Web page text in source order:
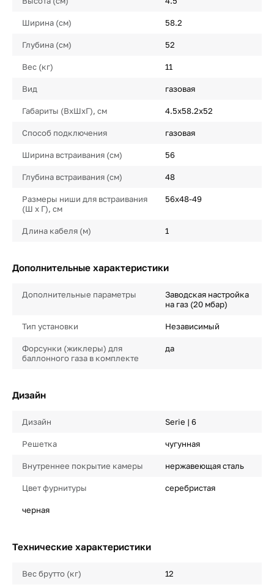
Ширина (см) 58.2
Глубина (см) 52
Вес (кг) 11
Вид газовая
Габариты (ВхШхГ), см 4.5х58.2х52
Способ подключения газовая
Ширина встраивания (см) 56
Глубина встраивания (см) 48
Размеры ниши для встраивания
(Ш х Г), см
56х48-49
Длина кабеля (м) 1
Дополнительные характеристики
Дополнительные параметры
Заводская настройка
на газ (20 мбар)
Тип установки Независимый
Форсунки (жиклеры) для
баллонного газа в комплекте
да
Дизайн
Дизайн Serie | 6
Решетка чугунная
Внутреннее покрытие камеры нержавеющая сталь
Цвет фурнитуры серебристая
черная
Технические характеристики
Вес брутто (кг) 12